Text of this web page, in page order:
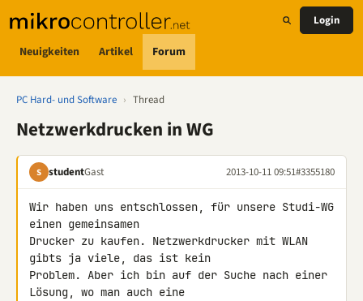
Neuigkeiten Artikel Forum
Login
PC Hard- und Software › Thread
Netzwerkdrucken in WG
S studentGast 2013-10-11 09:51#3355180
Wir haben uns entschlossen, für unsere Studi-WG
einen gemeinsamen
Drucker zu kaufen. Netzwerkdrucker mit WLAN
gibts ja viele, das ist kein
Problem. Aber ich bin auf der Suche nach einer
Lösung, wo man auch eine